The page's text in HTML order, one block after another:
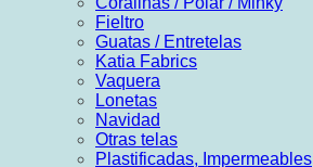
Fieltro
Guatas / Entretelas
Katia Fabrics
Vaquera
Lonetas
Navidad
Otras telas
Plastificadas, Impermeables